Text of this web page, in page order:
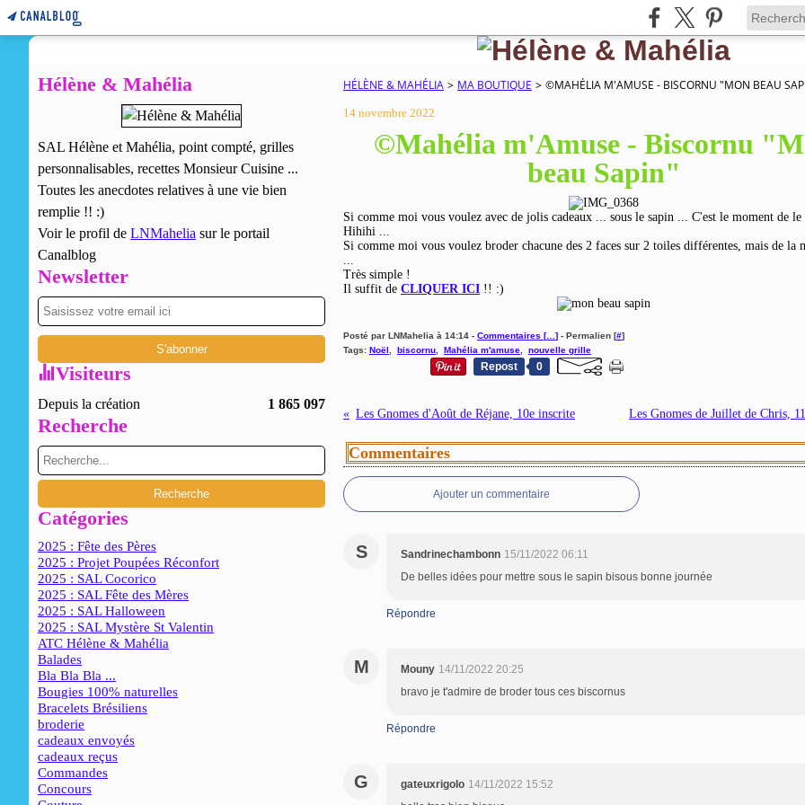
Hélène & Mahélia
SAL Hélène et Mahélia, point compté, grilles
personnalisables, recettes Monsieur Cuisine ...
Toutes les anecdotes relatives à une vie bien
remplie !! :)
Voir le profil de LNMahelia sur le portail
Canalblog
Newsletter
Visiteurs
Depuis la création 1 865 097
Recherche
Catégories
2025 : Fête des Pères
2025 : Projet Poupées Réconfort
2025 : SAL Cocorico
2025 : SAL Fête des Mères
2025 : SAL Halloween
2025 : SAL Mystère St Valentin
ATC Hélène & Mahélia
Balades
Bla Bla Bla ...
Bougies 100% naturelles
Bracelets Brésiliens
broderie
cadeaux envoyés
cadeaux reçus
Commandes
Concours
HÉLÈNE & MAHÉLIA > MA BOUTIQUE > ©MAHÉLIA M'AMUSE - BISCORNU "MON BEAU
14 novembre 2022
©Mahélia m'Amuse - Biscornu
beau Sapin"
Si comme moi vous voulez avec de jolis cadeaux ... sous le sapin ... C'est le moment de
Hihihi ...
Si comme moi vous voulez broder chacune des 2 faces sur 2 toiles différentes, mais de la
...
Très simple !
Il suffit de CLIQUER ICI !! :)
Posté par LNMahelia à 14:14 - Commentaires [… ] - Permalien [#]
Tags: Noël biscornu Mahélia m'amuse nouvelle grille
Repost 0
Les Gnomes d'Août de Réjane, 10e inscrite Les Gnomes de Juillet de Chris,
Commentaires
Ajouter un commentaire
S Sandrinechambonn 15/11/2022 06:11
De belles idées pour mettre sous le sapin bisous bonne journée
Répondre
M Mouny 14/11/2022 20:25
bravo je t'admire de broder tous ces biscornus
Répondre
G gateuxrigolo 14/11/2022 15:52